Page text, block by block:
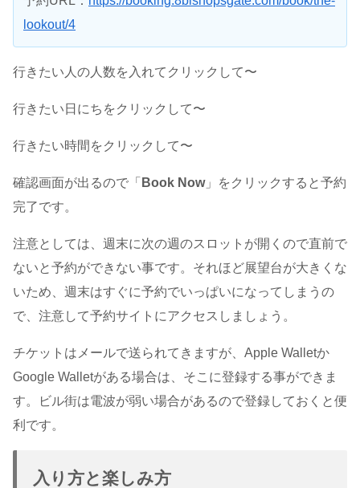
lookout/4
行きたい人の人数を入れてクリックして〜
行きたい日にちをクリックして〜
行きたい時間をクリックして〜
確認画面が出るので「 Book Now」をクリックすると予約
完了です。
注意としては、週末に次の週のスロットが開くので直前で
ないと予約ができない事です。それほど展望台が大きくな
いため、週末はすぐに予約でいっぱいになってしまうの
で、注意して予約サイトにアクセスしましょう。
チケットはメールで送られてきますが、Apple Walletか
Google Walletがある場合は、そこに登録する事ができま
す。ビル街は電波が弱い場合があるので登録しておくと便
利です。
入り方と楽しみ方